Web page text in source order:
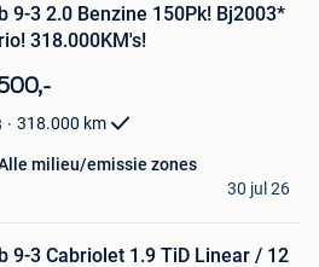
9-3 2.0 Benzine 150Pk! Bj2003*
318.000KM's!
318.000 km
milieu/emissie zones
30 jul 26
9-3 Cabriolet 1.9 TiD Linear / 12